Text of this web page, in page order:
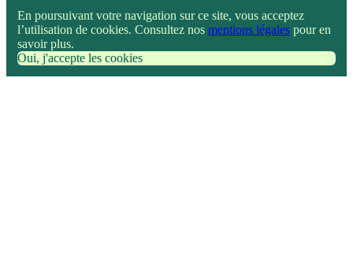
En poursuivant votre navigation sur ce site, vous acceptez
l’utilisation de cookies. Consultez nos mentions légales pour en
savoir plus.
Oui, j'accepte les cookies